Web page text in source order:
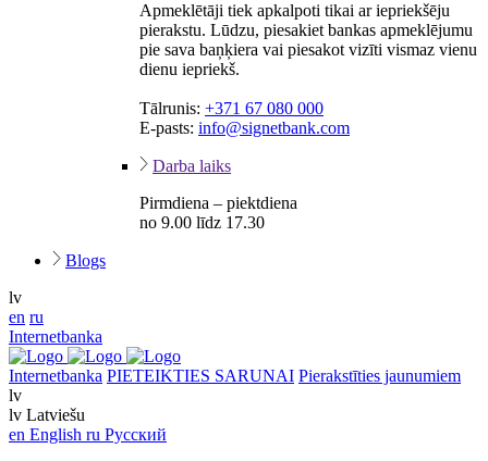
Apmeklētāji tiek apkalpoti tikai ar iepriekšēju
pierakstu. Lūdzu, piesakiet bankas apmeklējumu
pie sava baņķiera vai piesakot vizīti vismaz vienu
dienu iepriekš.
Tālrunis: +371 67 080 000
E-pasts: info@signetbank.com
Darba laiks
Pirmdiena – piektdiena
no 9.00 līdz 17.30
Blogs
lv
en ru
Internetbanka
Internetbanka PIETEIKTIES SARUNAI Pierakstīties jaunumiem
lv
lv Latviešu
en English ru Русский